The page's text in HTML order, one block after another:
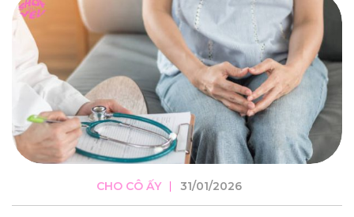
CHO CÔ ẤY 31/01/2026